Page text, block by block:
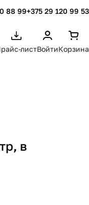
88 99+375 29 120 99 53
листВойтиКорзина
в